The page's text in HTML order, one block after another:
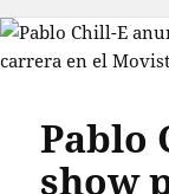
Pablo
show